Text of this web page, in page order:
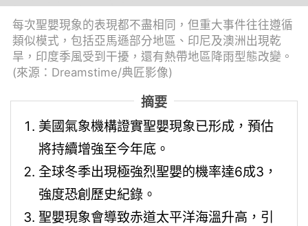
每次聖嬰現象的表現都不盡相同，但重大事件往往遵循
類似模式，包括亞馬遜部分地區、印尼及澳洲出現乾
旱，印度季風受到干擾，還有熱帶地區降雨型態改變。
(來源：Dreamstime/典匠影像)
摘要
美國氣象機構證實聖嬰現象已形成，預估
將持續增強至今年底。
全球冬季出現極強烈聖嬰的機率達6成3，
強度恐創歷史紀錄。
聖嬰現象會導致赤道太平洋海溫升高，引